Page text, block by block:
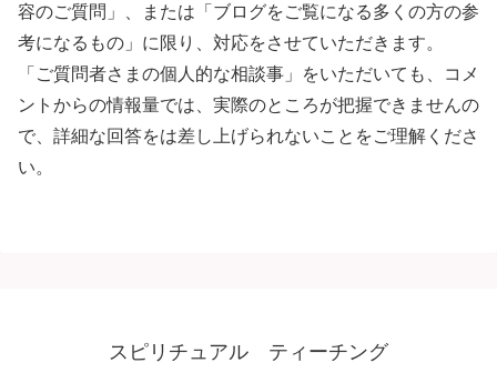
容のご質問」、または「ブログをご覧になる多くの方の参
考になるもの」に限り、対応をさせていただきます。
「ご質問者さまの個人的な相談事」をいただいても、コメ
ントからの情報量では、実際のところが把握できませんの
で、詳細な回答をは差し上げられないことをご理解くださ
い。
スピリチュアル ティーチング